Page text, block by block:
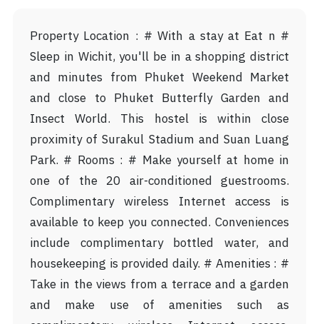
# Property Location : # With a stay at Eat n
Sleep in Wichit, you'll be in a shopping district
and minutes from Phuket Weekend Market
and close to Phuket Butterfly Garden and
Insect World. This hostel is within close
proximity of Surakul Stadium and Suan Luang
Park. # Rooms : # Make yourself at home in
one of the 20 air-conditioned guestrooms.
Complimentary wireless Internet access is
available to keep you connected. Conveniences
include complimentary bottled water, and
housekeeping is provided daily. # Amenities : #
Take in the views from a terrace and a garden
and make use of amenities such as